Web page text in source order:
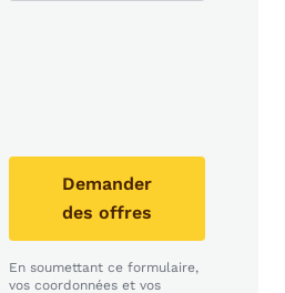
Demander
des offres
En soumettant ce formulaire,
vos coordonnées et vos